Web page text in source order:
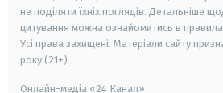
не поділяти їхніх поглядів. Детальніше
цитування можна ознайомитись в
Усі права захищені. Матеріали сайту
року (21+)
Онлайн-медіа «24 Канал»